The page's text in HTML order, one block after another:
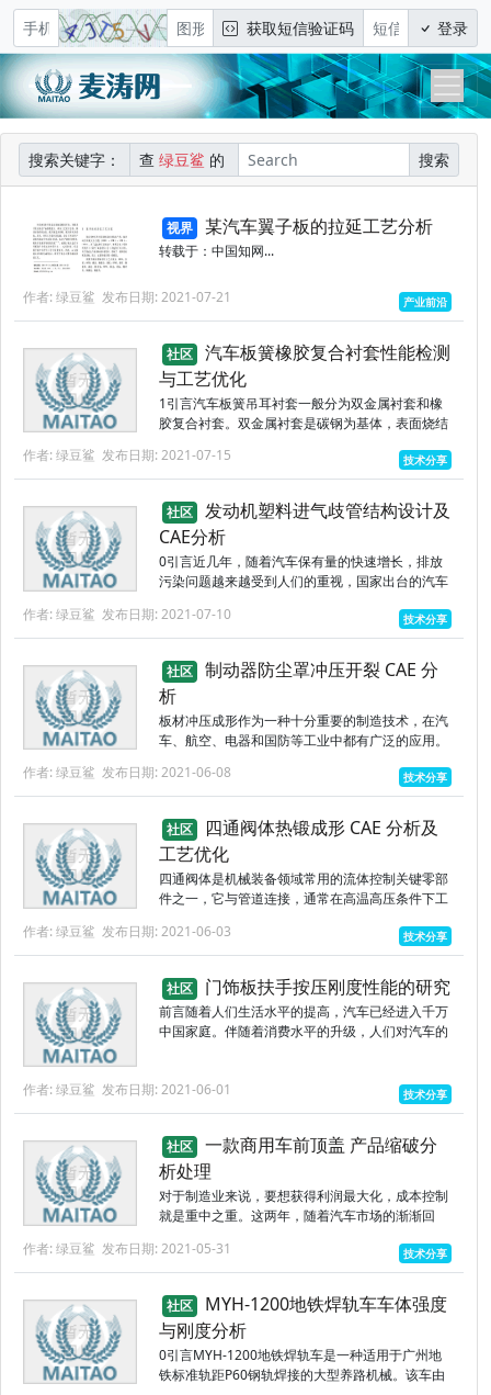
获取短信验证码 登录
搜索关键字： 查 绿豆鲨 的 搜索
视界 某汽车翼子板的拉延工艺分析
转载于：中国知网...
作者: 绿豆鲨 发布日期: 2021-07-21 产业前沿
社区
汽车板簧橡胶复合衬套性能检测
与工艺优化
1引言汽车板簧吊耳衬套一般分为双金属衬套和橡
胶复合衬套。双金属衬套是碳钢为基体，表面烧结
能好、经济实用等特点；橡胶复合衬套由外钢套、
内钢套、中间橡胶等结构组...
作者: 绿豆鲨 发布日期: 2021-07-15 技术分享
社区
发动机塑料进气歧管结构设计及
CAE分析
0引言近几年，随着汽车保有量的快速增长，排放
污染问题越来越受到人们的重视，国家出台的汽车
气体的排放，需要提高缸内燃烧效率。优化发动机
的进排气系统，将提高进气...
作者: 绿豆鲨 发布日期: 2021-07-10 技术分享
社区
制动器防尘罩冲压开裂 CAE 分
析
板材冲压成形作为一种十分重要的制造技术，在汽
车、航空、电器和国防等工业中都有广泛的应用。
车所需的原料大约有70%是钢铁材料［1］，钢铁
材料中的薄板，特别是深...
作者: 绿豆鲨 发布日期: 2021-06-08 技术分享
社区
四通阀体热锻成形 CAE 分析及
工艺优化
四通阀体是机械装备领域常用的流体控制关键零部
件之一，它与管道连接，通常在高温高压条件下工
出了较高的要求［1－4］。为了能够生产出符合要
求的高安全性、高可靠性...
作者: 绿豆鲨 发布日期: 2021-06-03 技术分享
社区 门饰板扶手按压刚度性能的研究
前言随着人们生活水平的提高，汽车已经进入千万
中国家庭。伴随着消费水平的升级，人们对汽车的
整车企业竞争的焦点...
作者: 绿豆鲨 发布日期: 2021-06-01 技术分享
社区
一款商用车前顶盖 产品缩破分
析处理
对于制造业来说，要想获得利润最大化，成本控制
就是重中之重。这两年，随着汽车市场的渐渐回
在这场战争中取胜，企业就必须重视成本。在各大
汽车厂家，生产制造环节的成...
作者: 绿豆鲨 发布日期: 2021-05-31 技术分享
社区
MYH-1200地铁焊轨车车体强度
与刚度分析
0引言MYH-1200地铁焊轨车是一种适用于广州地
铁标准轨距P60钢轨焊接的大型养路机械。该车由